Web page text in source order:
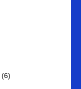
(6)